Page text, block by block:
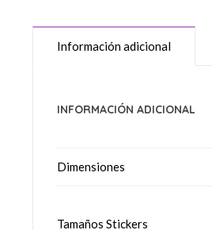
Información adicional
INFORMACIÓN ADICIONAL
Dimensiones
Tamaños Stickers